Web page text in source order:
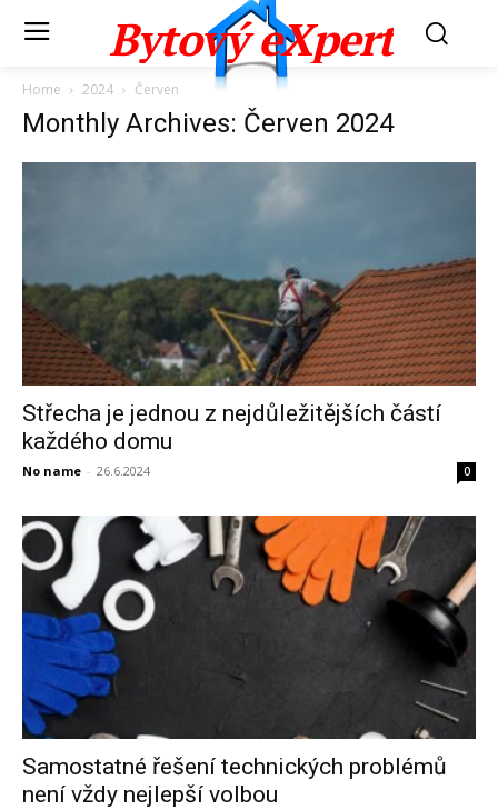
Bytový eXpert
Home 2024 Červen
Monthly Archives: Červen 2024
Střecha je jednou z nejdůležitějších částí
každého domu
No name - 26.6.2024 0
Samostatné řešení technických problémů
není vždy nejlepší volbou